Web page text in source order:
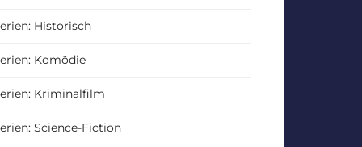
Historisch
Komödie
Kriminalfilm
Science-Fiction